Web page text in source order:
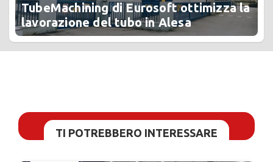
TubeMachining di Eurosoft ottimizza la
lavorazione del tubo in Alesa
TI POTREBBERO INTERESSARE